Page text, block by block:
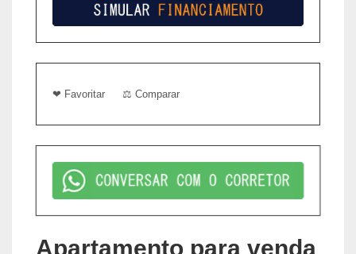
❤ Favoritar ⚖ Comparar
Apartamento para venda